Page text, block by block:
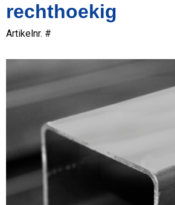
rechthoekig
Artikelnr. #